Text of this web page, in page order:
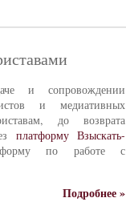
и сопровождении
и медиативных
до возврата
платформу Взыскать-
по работе с
Подробнее »